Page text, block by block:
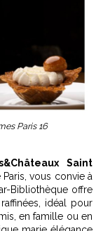
Paris 16
Saint
vous convie à
Bibliothèque offre
idéal pour
en famille ou en